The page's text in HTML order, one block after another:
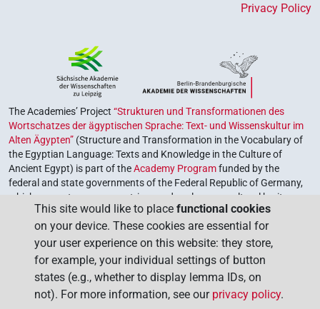
Privacy Policy
The Academies’ Project “Strukturen und Transformationen des
Wortschatzes der ägyptischen Sprache: Text- und Wissenskultur im
Alten Ägypten” (Structure and Transformation in the Vocabulary of
the Egyptian Language: Texts and Knowledge in the Culture of
Ancient Egypt) is part of theAcademy Programfunded by the
federal and state governments of the Federal Republic of Germany,
which serves to preserve, retrieve and explore our cultural heritage.
The program is coordinated by theUnion of the German Academies
of Sciences and Humanities.
This site would like to place functional cookies
on your device. These cookies are essential for
your user experience on this website: they store,
for example, your individual settings of button
states (e.g., whether to display lemma IDs, on
not). For more information, see our privacy policy.